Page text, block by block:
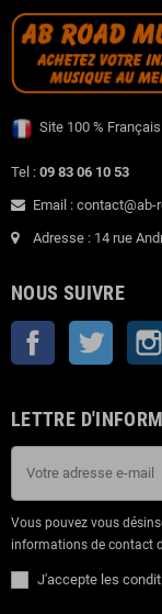
Site 100 % Français
Tel : 09 83 06 10 53
Email :
Adresse : 14 rue
NOUS SUIVRE
Facebook Twitter
LETTRE
Vous pouvez vous
informations de contact
J'accepte les